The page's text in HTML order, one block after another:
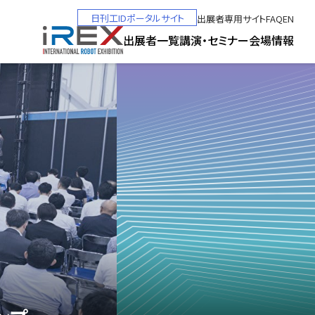
日刊工IDポータルサイト 出展者専用サイトFAQEN
出展者一覧講演・セミナー会場情報